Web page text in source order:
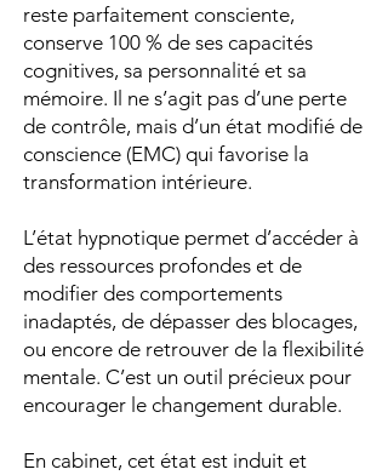
reste parfaitement consciente,
conserve 100 % de ses capacités
cognitives, sa personnalité et sa
mémoire. Il ne s’agit pas d’une perte
de contrôle, mais d’un état modifié de
conscience (EMC) qui favorise la
transformation intérieure.
L’état hypnotique permet d’accéder à
des ressources profondes et de
modifier des comportements
inadaptés, de dépasser des blocages,
ou encore de retrouver de la flexibilité
mentale. C’est un outil précieux pour
encourager le changement durable.
En cabinet, cet état est induit et